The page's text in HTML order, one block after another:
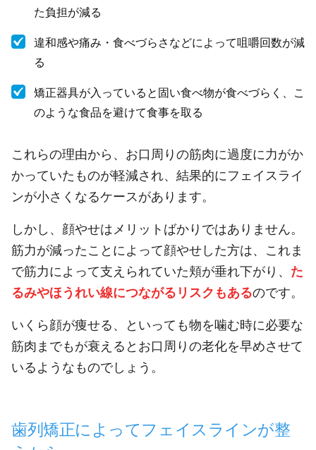
た負担が減る
違和感や痛み・食べづらさなどによって咀嚼回数が減
る
矯正器具が入っていると固い食べ物が食べづらく、こ
のような食品を避けて食事を取る
これらの理由から、お口周りの筋肉に過度に力がか
かっていたものが軽減され、結果的にフェイスライ
ンが小さくなるケースがあります。
しかし、顔やせはメリットばかりではありません。
筋力が減ったことによって顔やせした方は、これま
で筋力によって支えられていた頬が垂れ下がり、 た
るみやほうれい線につながるリスクもあるのです。
いくら顔が痩せる、といっても物を噛む時に必要な
筋肉までもが衰えるとお口周りの老化を早めさせて
いるようなものでしょう。
歯列矯正によってフェイスラインが整